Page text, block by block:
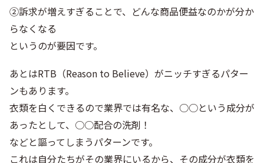
②訴求が増えすぎることで、どんな商品便益なのかが分か
らなくなる
というのが要因です。
あとはRTB（Reason to Believe）がニッチすぎるパター
ンもあります。
衣類を白くできるので業界では有名な、○○という成分が
あったとして、○○配合の洗剤！
などと謳ってしまうパターンです。
これは自分たちがその業界にいるから、その成分が衣類を